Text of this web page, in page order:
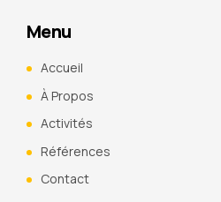
Menu
Accueil
À Propos
Activités
Références
Contact